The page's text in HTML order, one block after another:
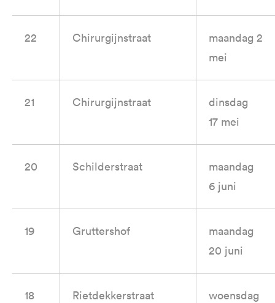
22 Chirurgijnstraat
maandag 2
mei
21 Chirurgijnstraat
dinsdag
17 mei
20 Schilderstraat
maandag
6 juni
19 Gruttershof
maandag
20 juni
18 Rietdekkerstraat
woensdag